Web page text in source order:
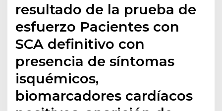
resultado de la prueba de
esfuerzo Pacientes con
SCA definitivo con
presencia de síntomas
isquémicos,
biomarcadores cardíacos